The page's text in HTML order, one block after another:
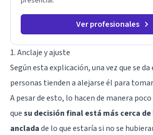
Ver profesionales
1. Anclaje y ajuste
Según esta explicación, una vez que se
personas tienden a alejarse él para
A pesar de esto, lo hacen de manera
quesu decisión final está más cerca
ancladade lo que estaría si no se